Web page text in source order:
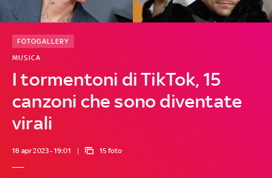
I tormentoni di TikTok, 15
canzoni che sono diventate
virali
MUSICA
FOTOGALLERY
18 apr 2023 - 19:01 15 foto